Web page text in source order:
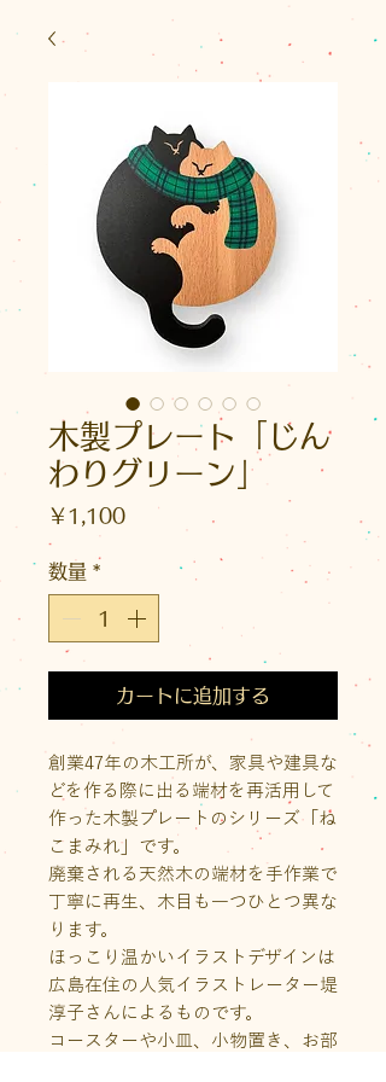
木製プレート「じん
わりグリーン」
￥1,100価
数量 *
カートに追加する
創業47年の木工所が、家具や建具な
どを作る際に出る端材を再活用して
作った木製プレートのシリーズ「ね
こまみれ」です。
廃棄される天然木の端材を手作業で
丁寧に再生、木目も一つひとつ異な
ります。
ほっこり温かいイラストデザインは
広島在住の人気イラストレーター堤
淳子さんによるものです。
コースターや小皿、小物置き、お部